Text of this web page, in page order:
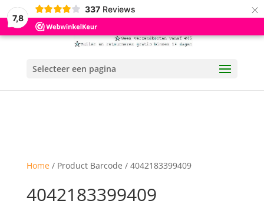
7,8
337 Reviews ×
Selecteer een pagina
Home/ Product Barcode / 4042183399409
4042183399409